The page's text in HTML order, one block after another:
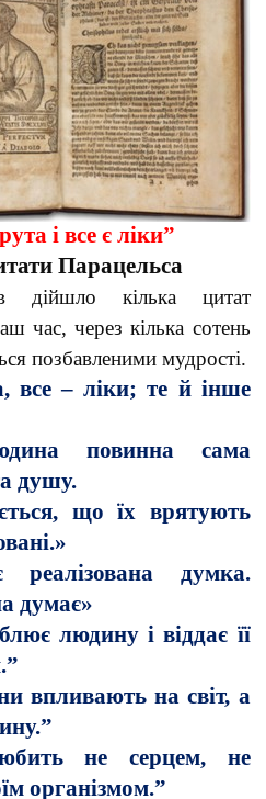
і все є ліки”
Парацельса
кілька цитат
час, через кілька сотень
позбавленими мудрості.
все – ліки; те й інше
повинна сама
душу.
що їх врятують
думка.
думає»
людину і віддає її
впливають на світ, а
не серцем, не
організмом.”